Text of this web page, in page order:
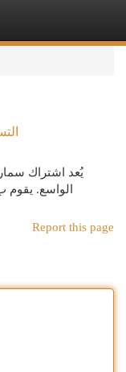
يُعد اشتراك
الواسع. يقوم
Report this page